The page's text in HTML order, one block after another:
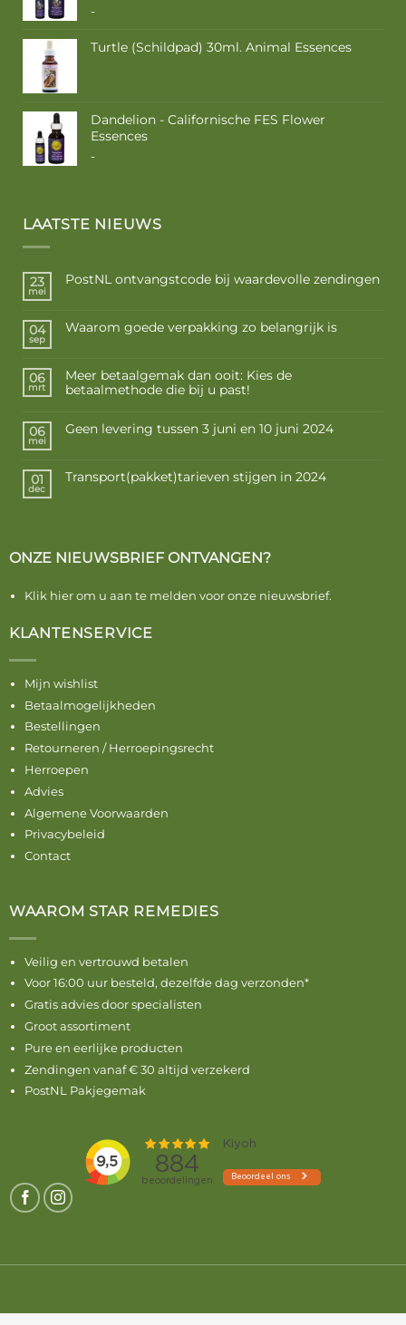
-Prijsklasse:
tot
€ 17,50
Turtle (Schildpad) 30ml. Animal Essences
Dandelion - Californische FES Flower
Essences
-Prijsklasse:
LAATSTE NIEUWS
23
mei
PostNL ontvangstcode bij waardevolle zendingen
04
sep
Waarom goede verpakking zo belangrijk is
06
mrt
Meer betaalgemak dan ooit: Kies de
betaalmethode die bij u past!
06
mei
Geen levering tussen 3 juni en 10 juni 2024
01
dec
Transport(pakket)tarieven stijgen in 2024
ONZE NIEUWSBRIEF ONTVANGEN?
Klik hier om u aan te melden voor onze nieuwsbrief.
KLANTENSERVICE
Mijn wishlist
Betaalmogelijkheden
Bestellingen
Retourneren / Herroepingsrecht
Herroepen
Advies
Algemene Voorwaarden
Privacybeleid
Contact
WAAROM STAR REMEDIES
Veilig en vertrouwd betalen
Voor 16:00 uur besteld, dezelfde dag verzonden*
Gratis advies door specialisten
Groot assortiment
Pure en eerlijke producten
Zendingen vanaf € 30 altijd verzekerd
PostNL Pakjegemak